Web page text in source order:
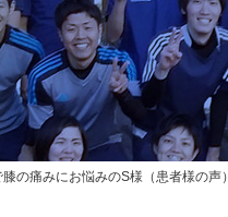
の痛みにお悩みのS様（患者様の声）